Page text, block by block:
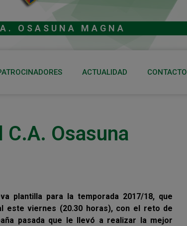
OSASUNA MAGNA
ACTUALIDAD CONTACTO
Osasuna
plantilla para la temporada 2017/18, que
este viernes (20.30 horas), con el reto de
pasada que le llevó a realizar la mejor